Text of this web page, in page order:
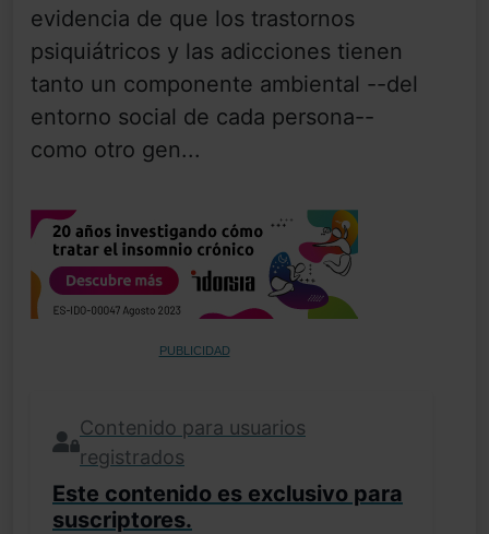
evidencia de que los trastornos
psiquiátricos y las adicciones tienen
tanto un componente ambiental --del
entorno social de cada persona--
como otro gen...
PUBLICIDAD
Contenido para usuarios
registrados
Este contenido es exclusivo para
suscriptores.